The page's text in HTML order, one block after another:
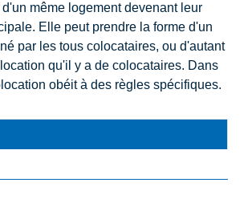
d'un même logement devenant leur
Elle peut prendre la forme d'un
par les tous colocataires, ou d'autant
qu'il y a de colocataires. Dans
obéit à des règles spécifiques.